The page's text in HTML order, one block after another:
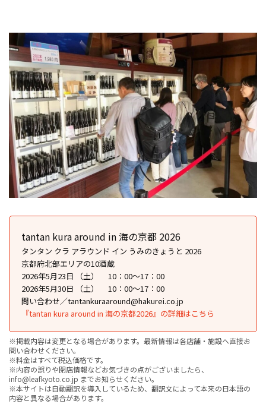
tantan kura around in 海の京都 2026
タンタン クラ アラウンド イン うみのきょうと 2026
京都府北部エリアの10酒蔵
2026年5月23日 （土） 10：00〜17：00
2026年5月30日 （土） 10：00〜17：00
問い合わせ／tantankuraaround@hakurei.co.jp
『tantan kura around in 海の京都2026』の詳細はこちら
※掲載内容は変更となる場合があります。最新情報は各店舗・施設へ直接お
問い合わせください。
※料金はすべて税込価格です。
※内容の誤りや閉店情報などお気づきの点がございましたら、
info@leafkyoto.co.jp までお知らせください。
※本サイトは自動翻訳を導入しているため、翻訳文によって本来の日本語の
内容と異なる場合があります。